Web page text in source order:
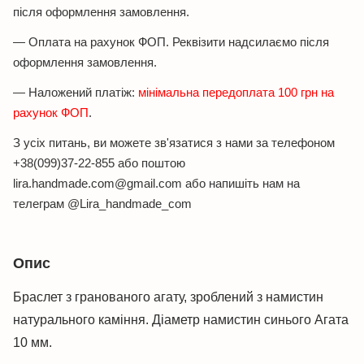
після оформлення замовлення.
— Оплата на рахунок ФОП. Реквізити надсилаємо після
оформлення замовлення.
— Наложений платіж: мінімальна передоплата 100 грн на
рахунок ФОП.
З усіх питань, ви можете зв'язатися з нами за телефоном
+38(099)37-22-855 або поштою
lira.handmade.com@gmail.com або напишіть нам на
телеграм @Lira_handmade_com
Опис
Браслет з гранованого агату, зроблений з намистин
натурального каміння. Діаметр намистин синього Агата
10 мм.